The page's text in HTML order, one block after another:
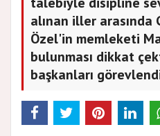
alınan iller arasında
Özel'in memleketi
bulunması dikkat
başkanları